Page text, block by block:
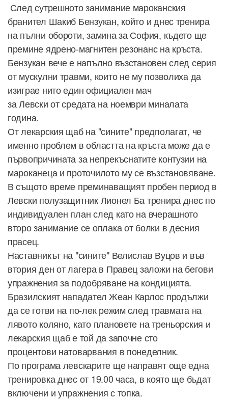
След сутрешното занимание мароканския
бранител Шакиб Бензукан, който и днес тренира
на пълни обороти, замина за София, където ще
премине ядрено-магнитен резонанс на кръста.
Бензукан вече е напълно възстановен след серия
от мускулни травми, които не му позволиха да
изиграе нито един официален мач
за Левски от средата на ноември миналата
година.
От лекарския щаб на "сините" предполагат, че
именно проблем в областта на кръста може да е
първопричината за непрекъснатите контузии на
мароканеца и проточилото му се възстановяване.
В същото време преминаващият пробен период в
Левски полузащитник Лионел Ба тренира днес по
индивидуален план след като на вчерашното
второ занимание се оплака от болки в десния
прасец.
Наставникът на "сините" Велислав Вуцов и във
втория ден от лагера в Правец заложи на бегови
упражнения за подобряване на кондицията.
Бразилският нападател Жеан Карлос продължи
да се готви на по-лек режим след травмата на
лявото коляно, като плановете на треньорския и
лекарския щаб е той да започне сто
процентови натоварвания в понеделник.
По програма левскарите ще направят още една
тренировка днес от 19.00 часа, в която ще бъдат
включени и упражнения с топка.